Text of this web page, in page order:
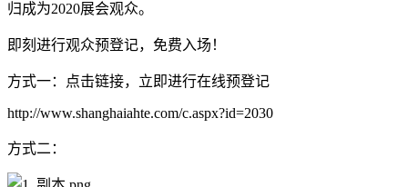
归成为2020展会观众。
即刻进行观众预登记，免费入场！
方式一：点击链接，立即进行在线预登记
http://www.shanghaiahte.com/c.aspx?id=2030
方式二：